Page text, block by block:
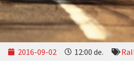
2016-09-02 12:00 de.